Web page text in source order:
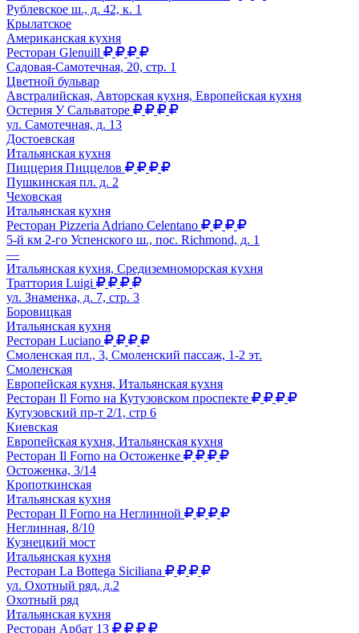
Рублевское ш., д. 42, к. 1
Крылатское
Американская кухня
Ресторан Glenuill
Садовая-Самотечная, 20, стр. 1
Цветной бульвар
Австралийская, Авторская кухня, Европейская кухня
Остерия У Сальваторе
ул. Самотечная, д. 13
Достоевская
Итальянская кухня
Пиццерия Пиццелов
Пушкинская пл. д. 2
Чеховская
Итальянская кухня
Ресторан Pizzeria Adriano Celentano
5-й км 2-го Успенского ш., пос. Richmond, д. 1
—
Итальянская кухня, Средиземноморская кухня
Траттория Luigi
ул. Знаменка, д. 7, стр. 3
Боровицкая
Итальянская кухня
Ресторан Luciano
Смоленская пл., 3, Смоленский пассаж, 1-2 эт.
Смоленская
Европейская кухня, Итальянская кухня
Ресторан Il Forno на Кутузовском проспекте
Кутузовский пр-т 2/1, стр 6
Киевская
Европейская кухня, Итальянская кухня
Ресторан Il Forno на Остоженке
Остоженка, 3/14
Кропоткинская
Итальянская кухня
Ресторан Il Forno на Неглинной
Неглинная, 8/10
Кузнецкий мост
Итальянская кухня
Ресторан La Bottega Siciliana
ул. Охотный ряд, д.2
Охотный ряд
Итальянская кухня
Ресторан Арбат 13